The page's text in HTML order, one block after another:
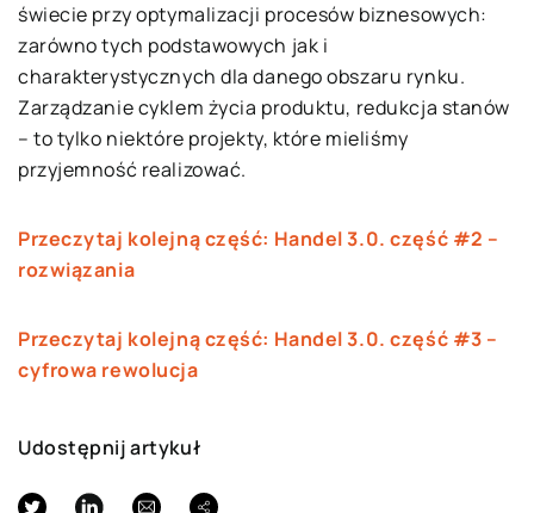
świecie przy optymalizacji procesów biznesowych:
zarówno tych podstawowych jak i
charakterystycznych dla danego obszaru rynku.
Zarządzanie cyklem życia produktu, redukcja stanów
– to tylko niektóre projekty, które mieliśmy
przyjemność realizować.
Przeczytaj kolejną część: Handel 3.0. część #2 –
rozwiązania
Przeczytaj kolejną część: Handel 3.0. część #3 –
cyfrowa rewolucja
Udostępnij artykuł